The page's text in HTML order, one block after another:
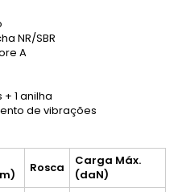
NR/SBR
A
1 anilha
de vibrações
Rosca
Carga Máx.
(daN)